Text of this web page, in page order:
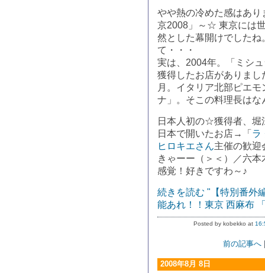
やや熱の冷めた感はあ
京2008」～☆ 東京には
然とした幕開けでした
て・・・
実は、2004年。「ミシ
獲得したお店がありま
月。イタリア北部ピエ
ナ」。そこの料理長は
日本人初の☆獲得者、堀
日本で開いたお店→「 ラ
ヒロキエさん主催の歓迎
きゃーー（＞＜）／六
感覚！好きですわ～♪
続きを読む "【特別番外
能あれ！！東京 西麻布
Posted by kobekko at
前の記事へ
2008年8月 8日